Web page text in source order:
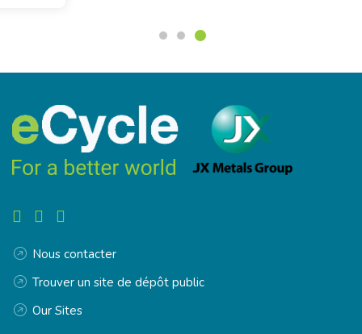
Nous contacter
Trouver un site de dépôt public
Our Sites